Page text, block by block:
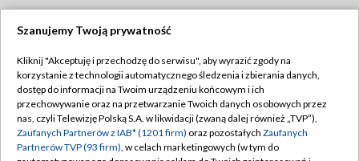
TVP
Abonament TVP
Emisja w TVP
Centrum informacji TVP
Regulamin TVP
Polityka prywatności
Szanujemy Twoją prywatność
Kliknij "Akceptuję i przechodzę do serwisu", aby wyrazić zgody na
korzystanie z technologii automatycznego śledzenia i zbierania danych,
dostęp do informacji na Twoim urządzeniu końcowym i ich
przechowywanie oraz na przetwarzanie Twoich danych osobowych przez
nas, czyli Telewizję Polską S.A. w likwidacji (zwaną dalej również „TVP”),
Zaufanych Partnerów z IAB* (1201 firm) oraz pozostałych Zaufanych
Partnerów TVP (93 firm), w celach marketingowych (w tym do